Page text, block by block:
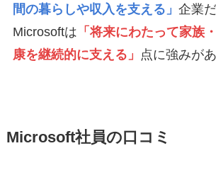
間の暮らしや収入を支える」 企業
Microsoftは 「将来にわたって家族
康を継続的に支える」 点に強みが
Microsoft社員の口コミ